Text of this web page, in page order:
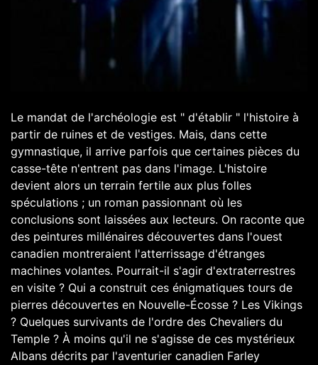
Le mandat de l'archéologie est " d'établir " l'histoire à
partir de ruines et de vestiges. Mais, dans cette
gymnastique, il arrive parfois que certaines pièces du
casse-tête n'entrent pas dans l'image. L'histoire
devient alors un terrain fertile aux plus folles
spéculations ; un roman passionnant où les
conclusions sont laissées aux lecteurs. On raconte que
des peintures millénaires découvertes dans l'ouest
canadien montreraient l'atterrissage d'étranges
machines volantes. Pourrait-il s'agir d'extraterrestres
en visite ? Qui a construit ces énigmatiques tours de
pierres découvertes en Nouvelle-Écosse ? Les Vikings
? Quelques survivants de l'ordre des Chevaliers du
Temple ? À moins qu'il ne s'agisse de ces mystérieux
Albans décrits par l'aventurier canadien Farley